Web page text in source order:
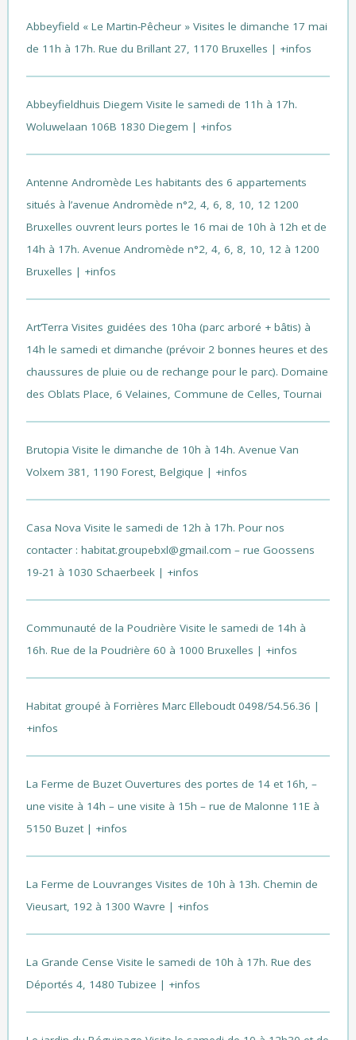
Abbeyfield « Le Martin-Pêcheur » Visites le dimanche 17 mai
de 11h à 17h. Rue du Brillant 27, 1170 Bruxelles | +infos
Abbeyfieldhuis Diegem Visite le samedi de 11h à 17h.
Woluwelaan 106B 1830 Diegem | +infos
Antenne Andromède Les habitants des 6 appartements
situés à l’avenue Andromède n°2, 4, 6, 8, 10, 12 1200
Bruxelles ouvrent leurs portes le 16 mai de 10h à 12h et de
14h à 17h. Avenue Andromède n°2, 4, 6, 8, 10, 12 à 1200
Bruxelles | +infos
Art’Terra Visites guidées des 10ha (parc arboré + bâtis) à
14h le samedi et dimanche (prévoir 2 bonnes heures et des
chaussures de pluie ou de rechange pour le parc). Domaine
des Oblats Place, 6 Velaines, Commune de Celles, Tournai
Brutopia Visite le dimanche de 10h à 14h. Avenue Van
Volxem 381, 1190 Forest, Belgique | +infos
Casa Nova Visite le samedi de 12h à 17h. Pour nos
contacter : habitat.groupebxl@gmail.com – rue Goossens
19-21 à 1030 Schaerbeek | +infos
Communauté de la Poudrière Visite le samedi de 14h à
16h. Rue de la Poudrière 60 à 1000 Bruxelles | +infos
Habitat groupé à Forrières Marc Elleboudt 0498/54.56.36 |
+infos
La Ferme de Buzet Ouvertures des portes de 14 et 16h, –
une visite à 14h – une visite à 15h – rue de Malonne 11E à
5150 Buzet | +infos
La Ferme de Louvranges Visites de 10h à 13h. Chemin de
Vieusart, 192 à 1300 Wavre | +infos
La Grande Cense Visite le samedi de 10h à 17h. Rue des
Déportés 4, 1480 Tubizee | +infos